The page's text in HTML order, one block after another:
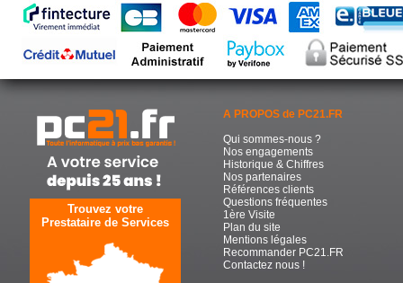
Trouvez votre
Prestataire de Services
A PROPOS de PC21.FR
Qui sommes-nous ?
Nos engagements
Historique & Chiffres
Nos partenaires
Références clients
Questions fréquentes
1ère Visite
Plan du site
Mentions légales
Recommander PC21.FR
Contactez nous !